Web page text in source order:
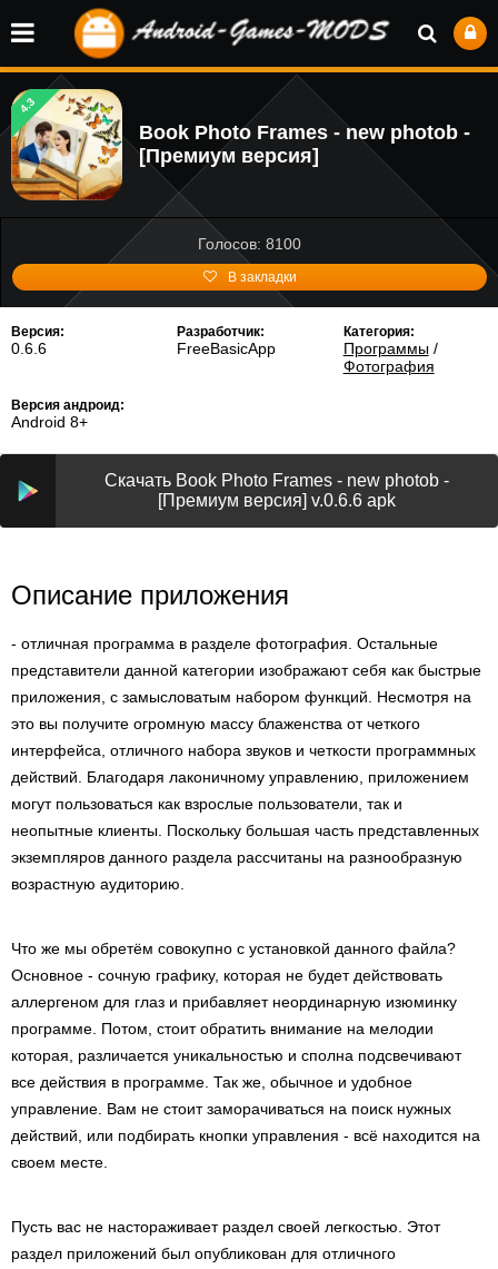
4.3
Book Photo Frames - new photob -
[Премиум версия]
Голосов: 8100
В закладки
Версия:
0.6.6
Разработчик:
FreeBasicApp
Категория:
Программы/
Фотография
Версия андроид:
Android 8+
Скачать Book Photo Frames - new photob -
[Премиум версия] v.0.6.6 apk
Описание приложения
- отличная программа в разделе фотография. Остальные
представители данной категории изображают себя как быстрые
приложения, с замысловатым набором функций. Несмотря на
это вы получите огромную массу блаженства от четкого
интерфейса, отличного набора звуков и четкости программных
действий. Благодаря лаконичному управлению, приложением
могут пользоваться как взрослые пользователи, так и
неопытные клиенты. Поскольку большая часть представленных
экземпляров данного раздела рассчитаны на разнообразную
возрастную аудиторию.
Что же мы обретём совокупно с установкой данного файла?
Основное - сочную графику, которая не будет действовать
аллергеном для глаз и прибавляет неординарную изюминку
программе. Потом, стоит обратить внимание на мелодии
которая, различается уникальностью и сполна подсвечивают
все действия в программе. Так же, обычное и удобное
управление. Вам не стоит заморачиваться на поиск нужных
действий, или подбирать кнопки управления - всё находится на
своем месте.
Пусть вас не настораживает раздел своей легкостью. Этот
раздел приложений был опубликован для отличного